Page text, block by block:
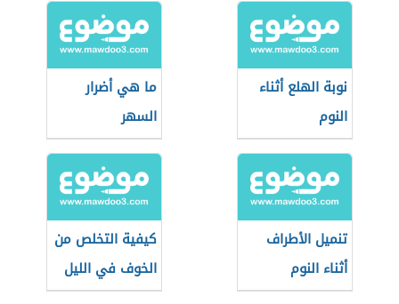
نوبة الهلع أثناء
النوم
ما هي أضرار
السهر
تنميل الأطراف
أثناء النوم
كيفية التخلص من
الخوف في الليل